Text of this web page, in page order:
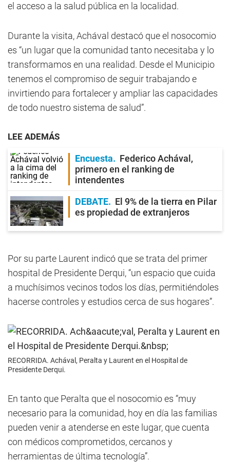
el acceso a la salud pública en la localidad.
Durante la visita, Achával destacó que el nosocomio
es “un lugar que la comunidad tanto necesitaba y lo
transformamos en una realidad. Desde el Municipio
tenemos el compromiso de seguir trabajando e
invirtiendo para fortalecer y ampliar las capacidades
de todo nuestro sistema de salud”.
LEE ADEMÁS
Encuesta
Federico Achával,
primero en el ranking de
intendentes
DEBATE
El 9% de la tierra en Pilar
es propiedad de extranjeros
Por su parte Laurent indicó que se trata del primer
hospital de Presidente Derqui, “un espacio que cuida
a muchísimos vecinos todos los días, permitiéndoles
hacerse controles y estudios cerca de sus hogares”.
RECORRIDA. Achával, Peralta y Laurent en el Hospital de
Presidente Derqui.
En tanto que Peralta que el nosocomio es “muy
necesario para la comunidad, hoy en día las familias
pueden venir a atenderse en este lugar, que cuenta
con médicos comprometidos, cercanos y
herramientas de última tecnología”.